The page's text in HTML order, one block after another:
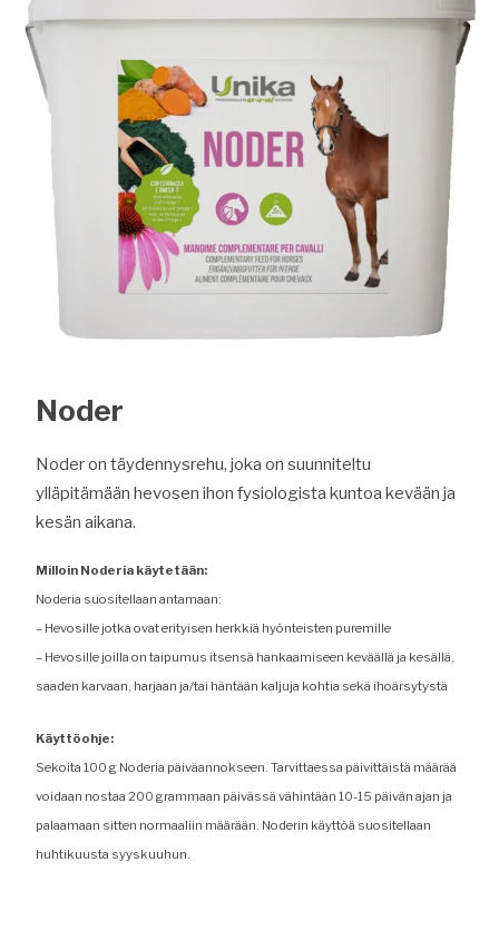
Noder
Noder on täydennysrehu, joka on suunniteltu
ylläpitämään hevosen ihon fysiologista kuntoa kevään ja
kesän aikana.
Milloin Noderia käytetään:
Noderia suositellaan antamaan:
– Hevosille jotka ovat erityisen herkkiä hyönteisten puremille
– Hevosille joilla on taipumus itsensä hankaamiseen keväällä ja kesällä,
saaden karvaan, harjaan ja/tai häntään kaljuja kohtia sekä ihoärsytystä
Käyttöohje:
Sekoita 100 g Noderia päiväannokseen. Tarvittaessa päivittäistä määrää
voidaan nostaa 200 grammaan päivässä vähintään 10-15 päivän ajan ja
palaamaan sitten normaaliin määrään. Noderin käyttöä suositellaan
huhtikuusta syyskuuhun.